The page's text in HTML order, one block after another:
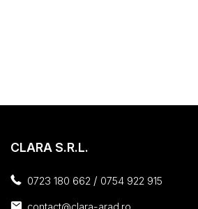
CLARA S.R.L.
0723 180 662 / 0754 922 915